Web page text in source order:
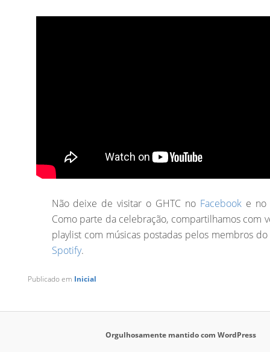
Não deixe de visitar o GHTC no Facebooke no
Como parte da celebração, compartilhamos com
playlist com músicas postadas pelos membros
Spotify.
Publicado em Inicial
Orgulhosamente mantido com WordPress